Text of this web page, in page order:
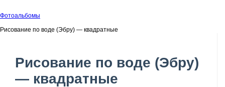
Фотоальбомы
Рисование по воде (Эбру) — квадратные
Рисование по воде (Эбру)
— квадратные